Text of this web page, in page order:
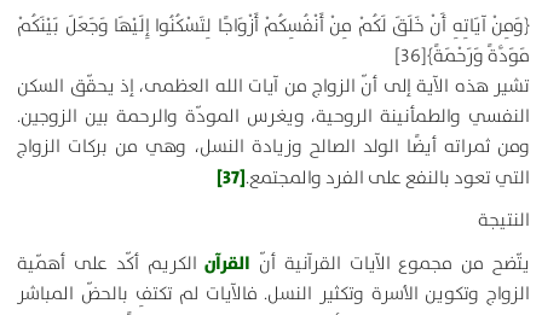
﴿وَمِنْ آيَاتِهِ أَنْ خَلَقَ لَكُمْ مِنْ أَنْفُسِكُمْ أَزْوَاجًا لِتَسْكُنُوا إِلَيْهَا وَجَعَلَ بَيْنَكُمْ
مَوَدَّةً وَرَحْمَةً﴾[36]
تشير هذه الآية إلى أنّ الزواج من آيات الله العظمى، إذ يحقّق السكن
النفسي والطمأنينة الروحية، ويغرس المودّة والرحمة بين الزوجين.
ومن ثمراته أيضًا الولد الصالح وزيادة النسل، وهي من بركات الزواج
التي تعود بالنفع على الفرد والمجتمع.[37]
النتيجة
يتّضح من مجموع الآيات القرآنية أنّ القرآنالكريم أكّد على أهمّية
الزواج وتكوين الأسرة وتكثير النسل. فالآيات لم تكتفِ بالحضّ المباشر